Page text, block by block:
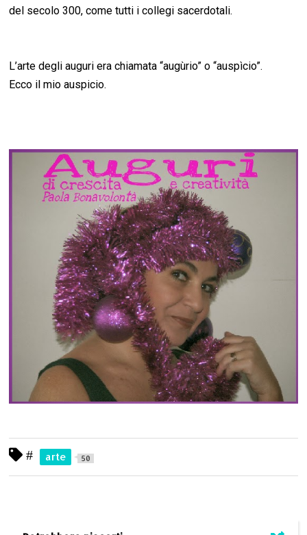
del secolo 300, come tutti i collegi sacerdotali.
L’arte degli auguri era chiamata “augùrio” o “auspìcio”.
Ecco il mio auspicio.
# arte 50